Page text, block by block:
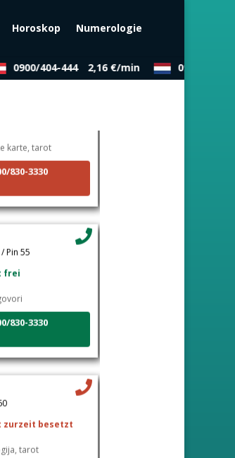
Horoskop Numerologie
0900/404-444 2,16 €/min 0909/343-
tarot
830-3330
830-3330
tarot